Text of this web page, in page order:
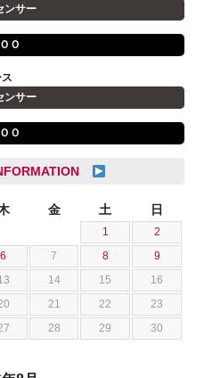
ンサー
Ｏ
ンサー
Ｏ
金 土 日
1
2
6 7 8
9
14 15
16
21 22
23
28 29
30